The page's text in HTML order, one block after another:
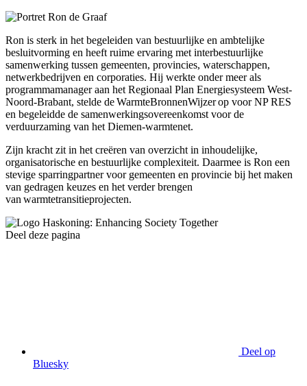
Ron is sterk in het begeleiden van bestuurlijke en ambtelijke
besluitvorming en heeft ruime ervaring met interbestuurlijke
samenwerking tussen gemeenten, provincies, waterschappen,
netwerkbedrijven en corporaties. Hij werkte onder meer als
programmamanager aan het Regionaal Plan Energiesysteem West-
Noord-Brabant, stelde de WarmteBronnenWijzer op voor NP RES
en begeleidde de samenwerkingsovereenkomst voor de
verduurzaming van het Diemen-warmtenet.
Zijn kracht zit in het creëren van overzicht in inhoudelijke,
organisatorische en bestuurlijke complexiteit. Daarmee is Ron een
stevige sparringpartner voor gemeenten en provincie bij het maken
van gedragen keuzes en het verder brengen
van warmtetransitieprojecten.
Deel deze pagina
Deel op
Bluesky